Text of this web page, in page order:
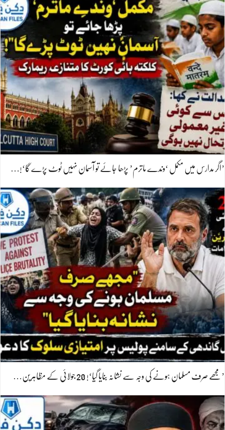
’اگر مدارس میں مکمل ‘وندے ماترم’ پڑھا جائے تو آسمان نہیں ٹوٹ پڑے گا‘!…
’مجھے صرف مسلمان ہونے کی وجہ سے نشانہ بنایا گیا‘! 20 جولائی کے مظاہرین…